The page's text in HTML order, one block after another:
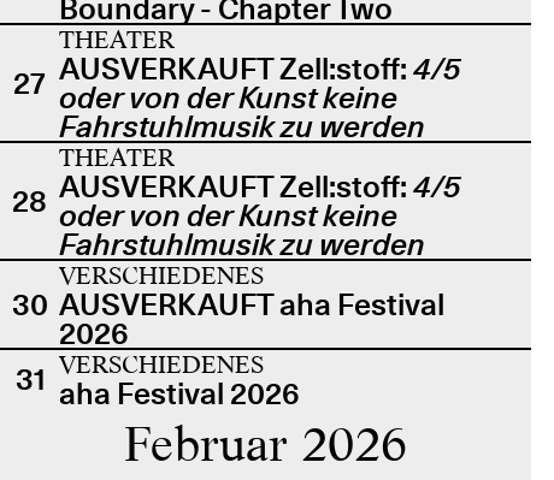
Boundary - Chapter Two
27
THEATER
AUSVERKAUFT Zell:stoff: 4/5
oder von der Kunst keine
Fahrstuhlmusik zu werden
28
THEATER
AUSVERKAUFT Zell:stoff: 4/5
oder von der Kunst keine
Fahrstuhlmusik zu werden
30
VERSCHIEDENES
AUSVERKAUFT aha Festival
2026
31 VERSCHIEDENES
aha Festival 2026
Februar 2026